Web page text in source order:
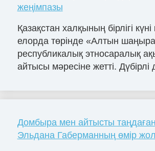
жеңімпазы
Қазақстан халқының бірлігі
елорда төрінде «Алтын
республикалық этносаралық
айтысы мәресіне жетті.
Домбыра мен айтысты
Эльдана Габерманның өмір